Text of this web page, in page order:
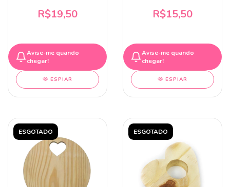
R$19,50
Avise-me quando
chegar!
ESPIAR
R$15,50
Avise-me quando
chegar!
ESPIAR
ESGOTADO ESGOTADO